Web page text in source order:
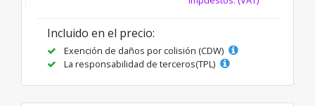
Incluido en el precio:
Exención de daños por colisión (CDW)
La responsabilidad de terceros(TPL)